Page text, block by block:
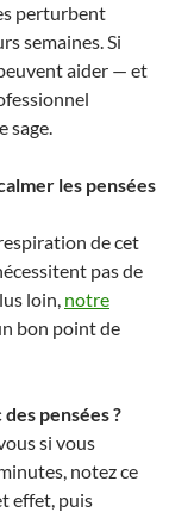
perturbent
semaines. Si
aider — et
sage.
les pensées
de cet
pas de
loin, notre
bon point de
pensées ?
si vous
notez ce
effet, puis